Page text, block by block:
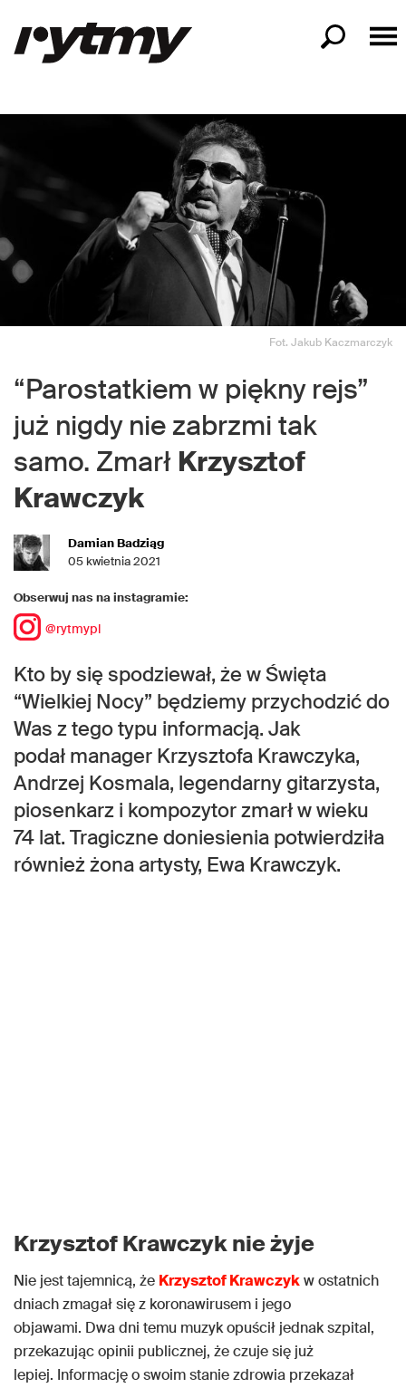
Fot. Jakub Kaczmarczyk
“Parostatkiem w piękny rejs”
już nigdy nie zabrzmi tak
samo. Zmarł Krzysztof
Krawczyk
Damian Badziąg
05 kwietnia 2021
Obserwuj nas na instagramie:
@rytmypl
Kto by się spodziewał, że w Święta
“Wielkiej Nocy” będziemy przychodzić do
Was z tego typu informacją. Jak
podał manager Krzysztofa Krawczyka,
Andrzej Kosmala, legendarny gitarzysta,
piosenkarz i kompozytor zmarł w wieku
74 lat. Tragiczne doniesienia potwierdziła
również żona artysty, Ewa Krawczyk.
Krzysztof Krawczyk nie żyje
Nie jest tajemnicą, że Krzysztof Krawczykw ostatnich
dniach zmagał się z koronawirusem i jego
objawami. Dwa dni temu muzyk opuścił jednak szpital,
przekazując opinii publicznej, że czuje się już
lepiej. Informację o swoim stanie zdrowia przekazał